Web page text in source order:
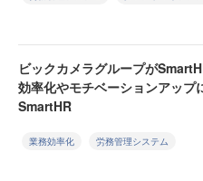
ビックカメラグループが
効率化やモチベーションアッ
SmartHR
業務効率化 労務管理システム